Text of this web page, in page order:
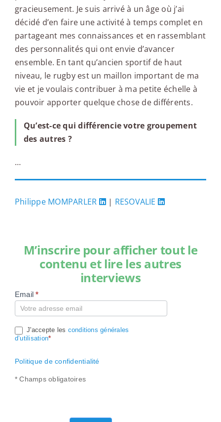
gracieusement. Je suis arrivé à un âge où j’ai
décidé d’en faire une activité à temps complet en
partageant mes connaissances et en rassemblant
des personnalités qui ont envie d’avancer
ensemble. En tant qu’ancien sportif de haut
niveau, le rugby est un maillon important de ma
vie et je voulais contribuer à ma petite échelle à
pouvoir apporter quelque chose de différents.
Qu’est-ce qui différencie votre groupement
des autres ?
…
Philippe MOMPARLER | RESOVALIE
M’inscrire pour afficher tout le
contenu et lire les autres
interviews
Compte
Email*
J'accepte les conditions générales
d’utilisation*
Politique de confidentialité
* Champs obligatoires